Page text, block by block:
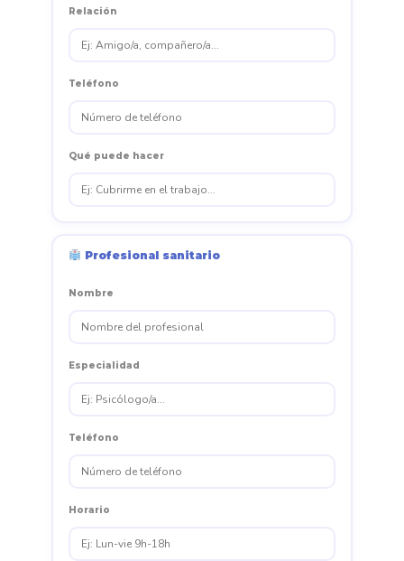
Relación
Teléfono
Qué puede hacer
Profesional sanitario
Nombre
Especialidad
Teléfono
Horario